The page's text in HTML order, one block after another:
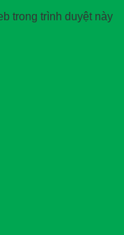
trong trình duyệt này